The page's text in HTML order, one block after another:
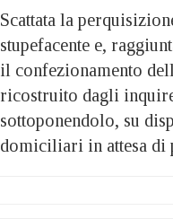
Scattata la
stupefacente e,
il confezionamento
ricostruito dagli
sottoponendolo, su
domiciliari in attesa di